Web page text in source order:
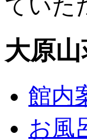
ていた
大原
館内
お風